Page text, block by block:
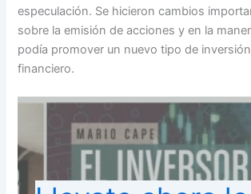
especulación. Se hicieron cambios
sobre la emisión de acciones y en la
podía promover un nuevo tipo de
financiero.